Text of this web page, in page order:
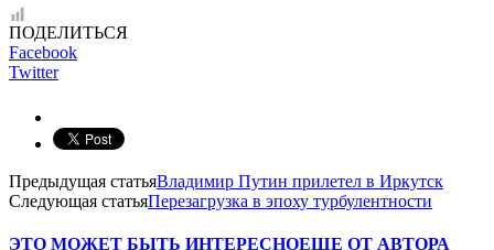
ПОДЕЛИТЬСЯ
Facebook
Twitter
Предыдущая статьяВладимир Путин прилетел в Иркутск
Следующая статьяПерезагрузка в эпоху турбулентности
ЭТО МОЖЕТ БЫТЬ ИНТЕРЕСНОЕЩЕ ОТ АВТОРА